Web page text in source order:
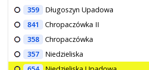
359
Długoszyn Upadowa
841
Chropaczówka II
358
Chropaczówka
357
Niedzieliska